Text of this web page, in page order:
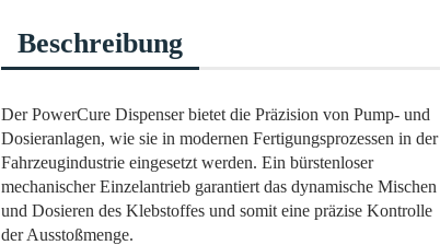
Beschreibung
Der PowerCure Dispenser bietet die Präzision von Pump- und
Dosieranlagen, wie sie in modernen Fertigungsprozessen in der
Fahrzeugindustrie eingesetzt werden. Ein bürstenloser
mechanischer Einzelantrieb garantiert das dynamische Mischen
und Dosieren des Klebstoffes und somit eine präzise Kontrolle
der Ausstoßmenge.